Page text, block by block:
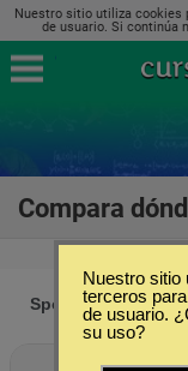
Nuestro sitio utiliza cookies
de usuario. Si continúa
Compara
Nuestro sitio
terceros
de usuario.
su uso?